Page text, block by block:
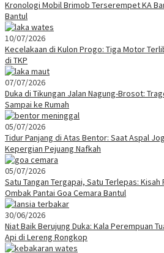
Kronologi Mobil Brimob Terserempet KA
Bantul
10/07/2026
Kecelakaan di Kulon Progo: Tiga Motor
di TKP
07/07/2026
Duka di Tikungan Jalan Nagung-Brosot:
Sampai ke Rumah
05/07/2026
Tidur Panjang di Atas Bentor: Saat Aspal
Kepergian Pejuang Nafkah
05/07/2026
Satu Tangan Tergapai, Satu Terlepas:
Ombak Pantai Goa Cemara Bantul
30/06/2026
Niat Baik Berujung Duka: Kala Perempuan
Api di Lereng Rongkop